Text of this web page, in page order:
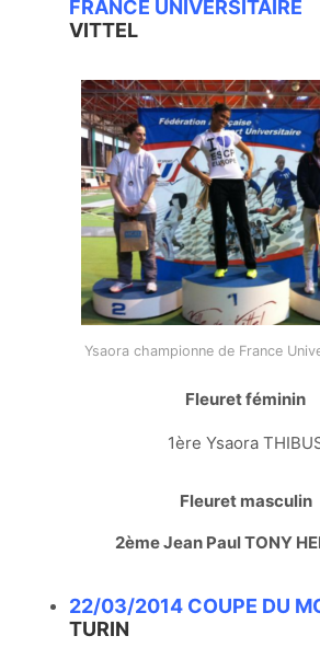
FRANCE UNIVERSITAIRE
VITTEL
Ysaora championne de France
Fleuret féminin
1ère Ysaora
Fleuret masculin
2ème Jean Paul TONY
22/03/2014 COUPE DU
TURIN